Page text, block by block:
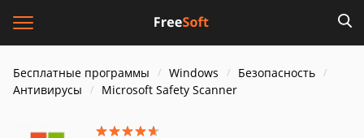
Бесплатные программы Windows
Безопасность
Антивирусы
Microsoft Safety Scanner